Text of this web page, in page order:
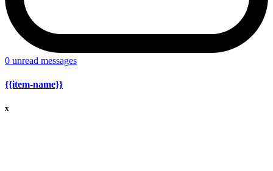
0 unread messages
{{item-name}}
x